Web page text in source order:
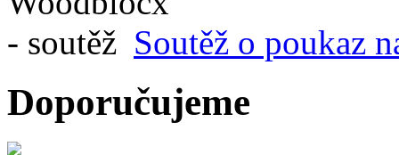
Soutěž o poukaz
Doporučujeme